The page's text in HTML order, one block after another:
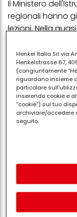
Il Ministero
regionali hanno
lezioni. Nella
L'orientamento
plessi scolastici
aprile 2026, con
mercoledì 8
Calendario
Ecco il dettaglio
Campania,
Giulia,
Piemonte,
Henkel Italia Srl via
Henkelstrasse 67,
(congiuntamente
riguardano insieme
particolare
inserendo cookie e
“cookie”) sul tuo
archiviare/accedere
seguito.
separati o co-
pixel, impronte
cookie ed
di questo sito Web
(rispettivamente